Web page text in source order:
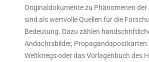
Originaldokumente zu Phänomenen
sind als wertvolle Quellen für die
Bedeutung. Dazu zählen
Andachtsbilder, Propagandapostkarten
Weltkriegs oder das Vorlagenbuch des